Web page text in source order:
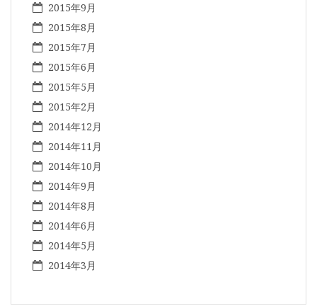
2015年9月
2015年8月
2015年7月
2015年6月
2015年5月
2015年2月
2014年12月
2014年11月
2014年10月
2014年9月
2014年8月
2014年6月
2014年5月
2014年3月